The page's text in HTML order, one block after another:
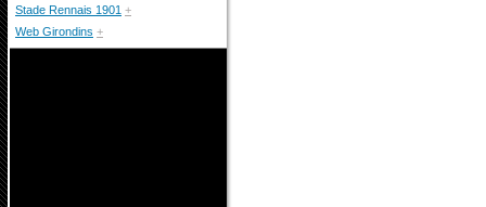
Stade Rennais 1901 +
Web Girondins +